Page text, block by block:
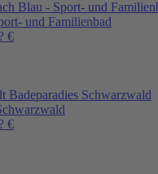
Blau - Sport- und
und Familienbad
€
Badeparadies Schwarzwald
€